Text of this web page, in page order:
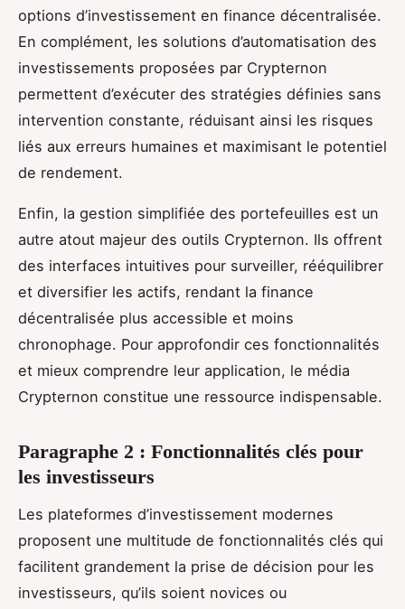
options d’investissement en finance décentralisée.
En complément, les solutions d’automatisation des
investissements proposées par Crypternon
permettent d’exécuter des stratégies définies sans
intervention constante, réduisant ainsi les risques
liés aux erreurs humaines et maximisant le potentiel
de rendement.
Enfin, la gestion simplifiée des portefeuilles est un
autre atout majeur des outils Crypternon. Ils offrent
des interfaces intuitives pour surveiller, rééquilibrer
et diversifier les actifs, rendant la finance
décentralisée plus accessible et moins
chronophage. Pour approfondir ces fonctionnalités
et mieux comprendre leur application, le média
Crypternon constitue une ressource indispensable.
Paragraphe 2 : Fonctionnalités clés pour
les investisseurs
Les plateformes d’investissement modernes
proposent une multitude de fonctionnalités clés qui
facilitent grandement la prise de décision pour les
investisseurs, qu’ils soient novices ou